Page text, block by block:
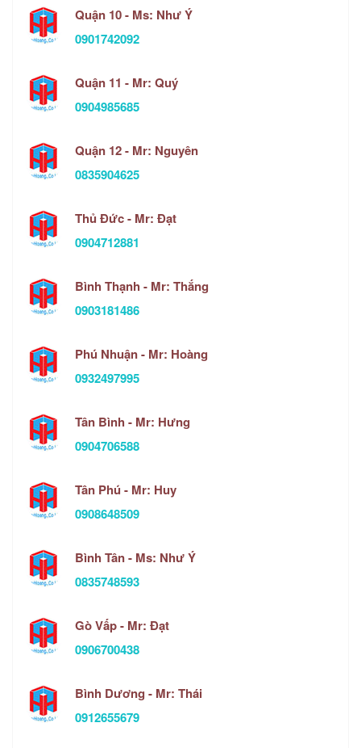
Quận 10 - Ms: Như Ý
0901742092
Quận 11 - Mr: Quý
0904985685
Quận 12 - Mr: Nguyên
0835904625
Thủ Đức - Mr: Đạt
0904712881
Bình Thạnh - Mr: Thắng
0903181486
Phú Nhuận - Mr: Hoàng
0932497995
Tân Bình - Mr: Hưng
0904706588
Tân Phú - Mr: Huy
0908648509
Bình Tân - Ms: Như Ý
0835748593
Gò Vấp - Mr: Đạt
0906700438
Bình Dương - Mr: Thái
0912655679